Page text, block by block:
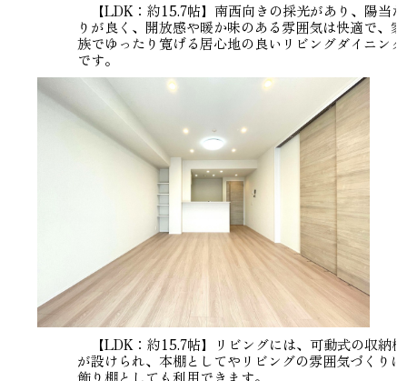
【LDK：約15.7帖】南西向きの採光があり、陽当た
りが良く、開放感や暖か味のある雰囲気は快適で、家
族でゆったり寛げる居心地の良いリビングダイニング
です。
【LDK：約15.7帖】リビングには、可動式の収納棚
が設けられ、本棚としてやリビングの雰囲気づくりに
飾り棚としても利用できます。